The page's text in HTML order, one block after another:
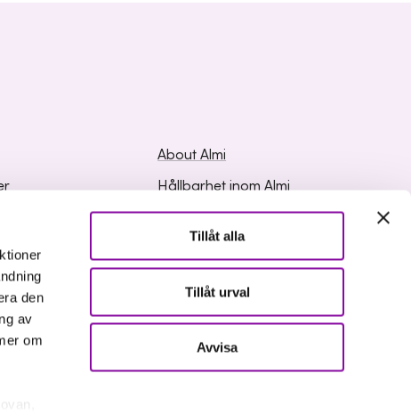
den
av
om
Tillåt alla
Tillåt urval
Avvisa
About Almi
Hållbarhet inom Almi
Organisation
Media and press